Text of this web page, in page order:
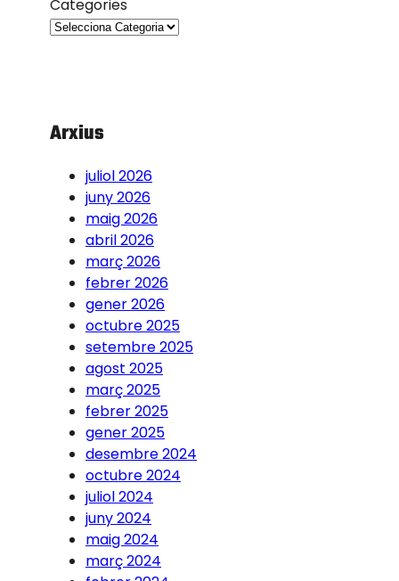
Categories
Arxius
juliol 2026
juny 2026
maig 2026
abril 2026
març 2026
febrer 2026
gener 2026
octubre 2025
setembre 2025
agost 2025
març 2025
febrer 2025
gener 2025
desembre 2024
octubre 2024
juliol 2024
juny 2024
maig 2024
març 2024